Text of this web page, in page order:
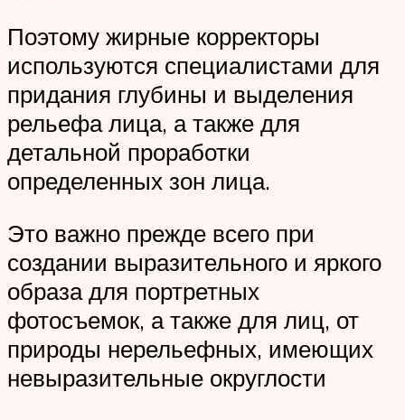
Поэтому жирные корректоры
используются специалистами для
придания глубины и выделения
рельефа лица, а также для
детальной проработки
определенных зон лица.
Это важно прежде всего при
создании выразительного и яркого
образа для портретных
фотосъемок, а также для лиц, от
природы нерельефных, имеющих
невыразительные округлости